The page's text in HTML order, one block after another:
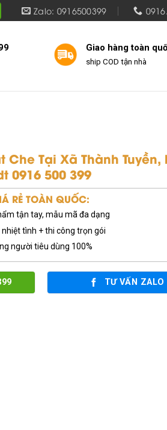
Zalo: 0916500399
Giao hàng toàn
ship COD tận nhà
Tại Xã Thành Tuyền,
0916 500 399
RẺ TOÀN QUỐC:
tận tay, mẫu mã đa dạng
tình + thi công trọn gói
người tiêu dùng 100%
TƯ VẤN ZALO